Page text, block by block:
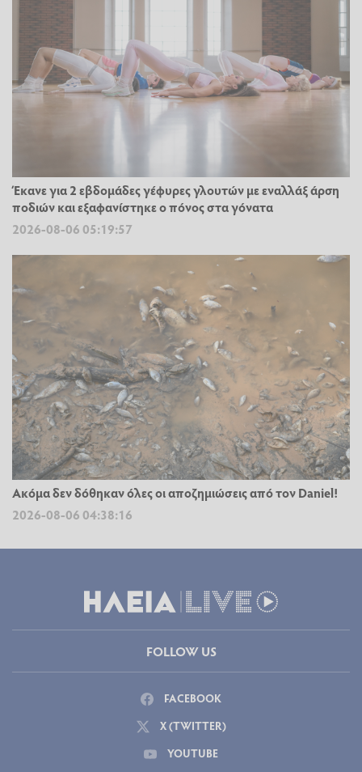
Έκανε για 2 εβδομάδες γέφυρες γλουτών με εναλλάξ άρση
ποδιών και εξαφανίστηκε ο πόνος στα γόνατα
2026-08-06 05:19:57
Ακόμα δεν δόθηκαν όλες οι αποζημιώσεις από τον Daniel!
2026-08-06 04:38:16
FOLLOW US
FACEBOOK
X (TWITTER)
YOUTUBE